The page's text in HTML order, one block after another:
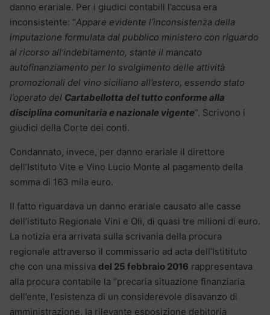
danno erariale. Per i giudici contabili l’accusa era
inconsistente: “Appare evidente l’inconsistenza della
imputazione formulata dal pubblico ministero con riguardo
al ricorso all’indebitamento, stante il mancato
autofinanziamento per lo svolgimento delle attività
promozionali del vino siciliano all’estero, essendo stato
l’operato del Cartabellotta del tutto conforme alla
disciplina comunitaria e nazionale vigente”. Scrivono i
giudici della Corte dei conti.
Condannato, invece, per danno erariale il direttore
dell’Istituto Vite e Vino Lucio Monte al pagamento della
somma di 163 mila euro.
Il fatto riguardava un danno erariale causato alle casse
dell’istituto Regionale Vini e Oli, di quasi tre milioni di euro.
La notizia era arrivata sulla scrivania della procura
regionale attraverso il commissario ad acta dell’Istitituto
che con una missiva del 25 febbraio 2016 rappresentava
alla procura contabile la “precaria situazione finanziaria
dell’ente, l’esistenza di un considerevole disavanzo di
amministrazione, la rilevante esposizione debitoria